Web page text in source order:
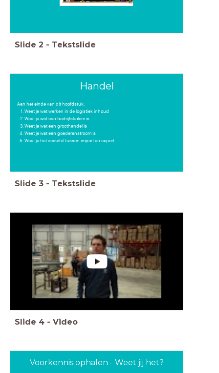
Slide 2 - Tekstslide
Handel
Aan het einde van dit hoofdstuk:
Weet je wat werken in de logistiek inhoud
Weet je wat een bedrijfskolom is
Weet je wat een groothandel is
Weet je wat een goederenstroom is
Weet je het verschil tussen import en export
Slide 3 - Tekstslide
Slide 4 - Video
Voorkennis ophalen - Weet jij het?